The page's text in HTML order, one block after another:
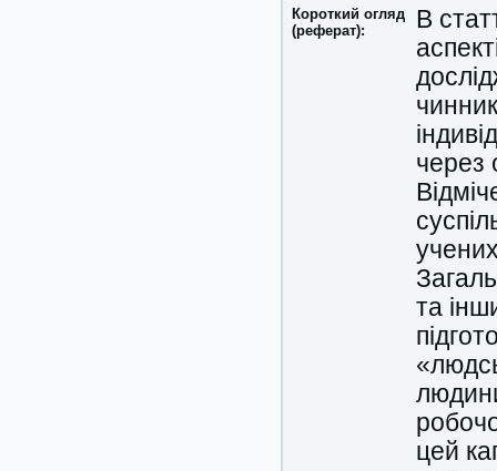
Короткий огляд
(реферат):
В
через
та
цей